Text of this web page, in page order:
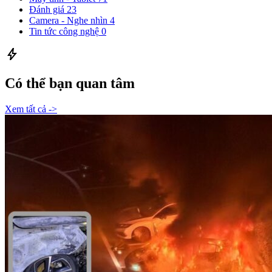
Đánh giá 23
Camera - Nghe nhìn 4
Tin tức công nghệ 0
bolt
Có thể bạn quan tâm
Xem tất cả ->